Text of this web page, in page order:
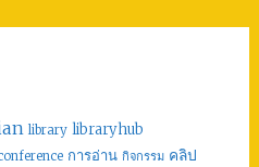
library libraryhub
การอ่าน กิจกรรม คลิป